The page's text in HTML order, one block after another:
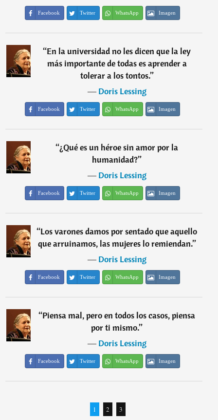
Facebook Twitter WhatsApp Imagen
“En la universidad no les dicen que la ley
más importante de todas es aprender a
tolerar a los tontos.”
―Doris Lessing
Facebook Twitter WhatsApp Imagen
“¿Qué es un héroe sin amor por la
humanidad?”
―Doris Lessing
Facebook Twitter WhatsApp Imagen
“Los varones damos por sentado que aquello
que arruinamos, las mujeres lo remiendan.”
―Doris Lessing
Facebook Twitter WhatsApp Imagen
“Piensa mal, pero en todos los casos, piensa
por ti mismo.”
―Doris Lessing
Facebook Twitter WhatsApp Imagen
1 2 3